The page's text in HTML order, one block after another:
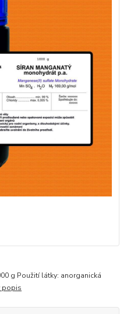
g Použití látky: anorganická
popis